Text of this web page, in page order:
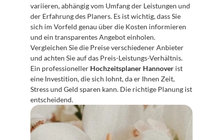
variieren, abhängig vom Umfang der Leistungen und
der Erfahrung des Planers. Es ist wichtig, dass Sie
sich im Vorfeld genau über die Kosten informieren
und ein transparentes Angebot einholen.
Vergleichen Sie die Preise verschiedener Anbieter
und achten Sie auf das Preis-Leistungs-Verhältnis.
Ein professioneller Hochzeitsplaner Hannover ist
eine Investition, die sich lohnt, da er Ihnen Zeit,
Stress und Geld sparen kann. Die richtige Planung ist
entscheidend.